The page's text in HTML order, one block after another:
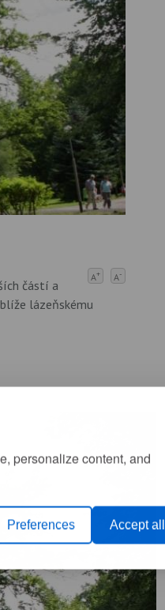
personalize content, and
Preferences Accept all
A+ A-
částí a
lázeňskému